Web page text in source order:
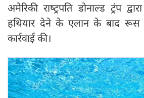
अमेरिकी राष्‍ट्रपति डोनाल्ड ट्रंप
हथियार देने के एलान के बाद
कार्रवाई की।